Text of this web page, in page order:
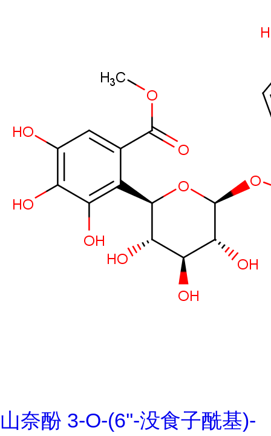
山奈酚 3-O-(6''-没食子酰基)-